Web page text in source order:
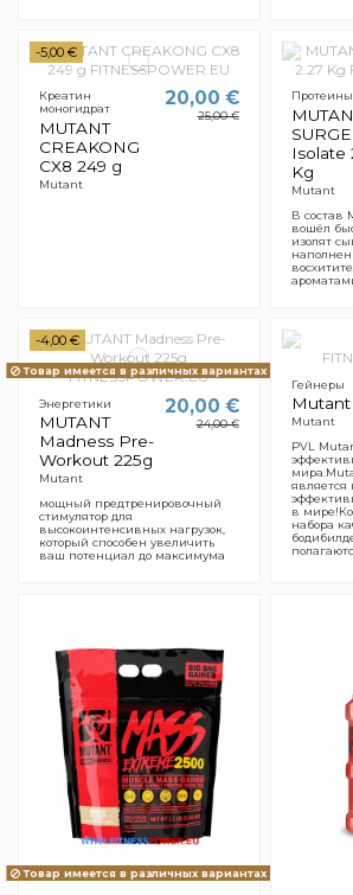
-5,00 €
Креатин
моногидрат
MUTANT
CREAKONG
CX8 249 g
Mutant
20,00 €
25,00 €
Протеины
SURGE
Isolate
Kg
Mutant
В состав
вошёл
изолят
-4,00 €
Товар имеется в различных вариантах
Энергетики
MUTANT
Madness Pre-
Workout 225g
Mutant
20,00 €
24,00 €
мощный предтренировочный
стимулятор для
высокоинтенсивных нагрузок,
который способен увеличить
ваш потенциал до максимума
Гейнеры
Mutant
PVL
является
в
набора
Товар имеется в различных вариантах